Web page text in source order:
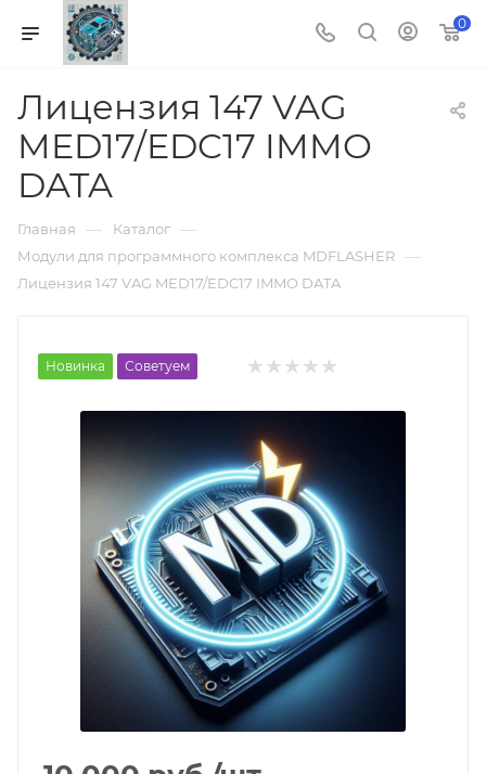
0
Лицензия 147 VAG
MED17/EDC17 IMMO
DATA
Главная — Каталог —
Модули для программного комплекса MDFLASHER —
Лицензия 147 VAG MED17/EDC17 IMMO DATA
Новинка Советуем